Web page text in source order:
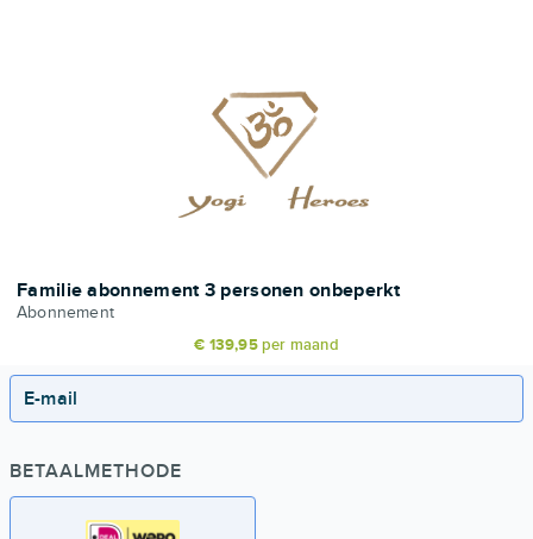
Familie abonnement 3 personen onbeperkt
Abonnement
€ 139,95per maand
E-mail
BETAALMETHODE